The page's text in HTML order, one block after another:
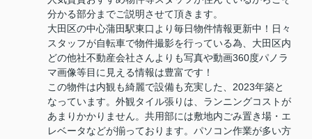
分かる部分までご説明させて頂きます。
大田区の中心蒲田駅東口より毎日物件情報更新中！日々
スタッフが自転車で物件撮影を行っている為、大田区内
どの他社不動産会社さんよりも写真や動画360度パノラ
マ画像等目に見える情報は豊富です！
この物件は内観も綺麗で設備も充実した、2023年築と
なっています。外観タイル張りは、ランニングコストが
あまりかかりません。共用部には敷地内ごみ置き場・エ
レベータなどが揃っております。パソコン作業が多い方